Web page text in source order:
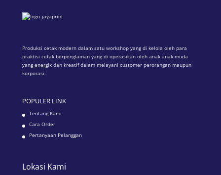
Produksi cetak modern dalam satu workshop yang di kelola oleh para
praktisi cetak berpenglaman yang di operasikan oleh anak anak muda
yang energik dan kreatif dalam melayani customer perorangan maupun
korporasi.
POPULER LINK
Tentang Kami
Cara Order
Pertanyaan Pelanggan
Lokasi Kami